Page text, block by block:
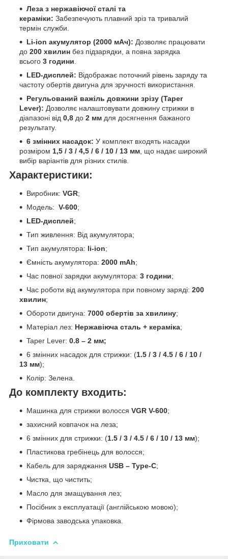
Леза з нержавіючої сталі та
кераміки: Забезпечують плавний зріз та тривалий
термін служби.
Li-ion акумулятор (2000 мАч): Дозволяє працювати
до 200 хвилин без підзарядки, а повна зарядка
всього 3 години.
LED-дисплей: Відображає поточний рівень заряду та
частоту обертів двигуна для зручності використання.
Регульований важіль довжини зрізу (Taper
Lever): Дозволяє налаштовувати довжину стрижки в
діапазоні від 0,8 до 2 мм для досягнення бажаного
результату.
6 змінних насадок: У комплект входять насадки
розміром 1,5 / 3 / 4,5 / 6 / 10 / 13 мм, що надає широкий
вибір варіантів для різних стилів.
Характеристики:
Виробник: VGR;
Модель: V-600;
LED-дисплей;
Тип живлення: Від акумулятора;
Тип акумулятора: li-ion;
Ємність акумулятора: 2000 mAh;
Час повної зарядки акумулятора: 3 години;
Час роботи від акумулятора при повному заряді: 200
хвилин;
Обороти двигуна: 7000 обертів за хвилину;
Матеріал лез: Нержавіюча сталь + кераміка;
Taper Lever: 0.8 – 2 мм;
6 змінних насадок для стрижки: (1.5 / 3 / 4.5 / 6 / 10 /
13 мм);
Колір: Зелена.
До комплекту входить:
Машинка для стрижки волосся VGR V-600;
захисний ковпачок на леза;
6 змінних для стрижки: (1.5 / 3 / 4.5 / 6 / 10 / 13 мм);
Пластикова гребінець для волосся;
Кабель для заряджання USB – Type-C;
Чистка, що чистить;
Масло для змащування лез;
Посібник з експлуатації (англійською мовою);
Фірмова заводська упаковка.
Приховати